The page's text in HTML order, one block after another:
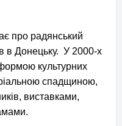
про радянський
в Донецьку. У 2000-х
культурних
спадщиною,
виставками,